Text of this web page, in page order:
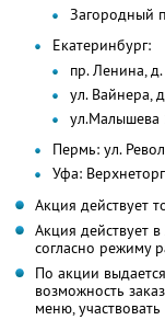
Загородный
Екатеринбург:
пр. Ленина,
ул. Вайнера,
ул.Малышева
Пермь: ул.
Уфа:
Акция действует
Акция действует
согласно режиму
По акции
возможность
меню,